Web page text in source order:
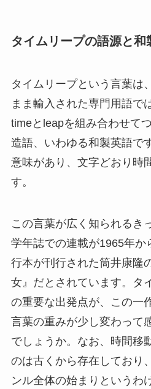
タイムリープの語源と和
タイムリープという言葉は
まま輸入された専門用語で
timeとleapを組み合わせて
造語、いわゆる和製英語で
意味があり、文字どおり時
す。
この言葉が広く知られるき
学年誌での連載が1965年か
行本が刊行された筒井康隆
女』だとされています。タ
の重要な出発点が、この一
言葉の重みが少し変わって
でしょうか。なお、時間移
のは古くから存在しており
ンル全体の始まりというわ